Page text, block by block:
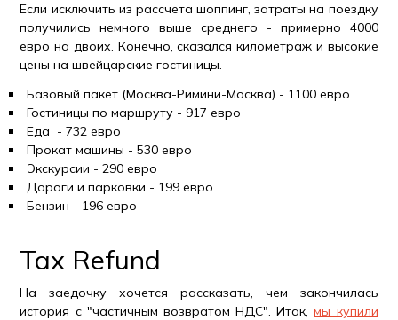
Если исключить из рассчета шоппинг, затраты на поездку
получились немного выше среднего - примерно 4000
евро на двоих. Конечно, сказался километраж и высокие
цены на швейцарские гостиницы.
Базовый пакет (Москва-Римини-Москва) - 1100 евро
Гостиницы по маршруту - 917 евро
Еда - 732 евро
Прокат машины - 530 евро
Экскурсии - 290 евро
Дороги и парковки - 199 евро
Бензин - 196 евро
Tax Refund
На заедочку хочется рассказать, чем закончилась
история с "частичным возвратом НДС". Итак,мы купили